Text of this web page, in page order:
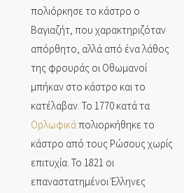
πολιόρκησε το κάστρο ο
Βαγιαζήτ, που χαρακτηριζόταν
απόρθητο, αλλά από ένα λάθος
της φρουράς οι Οθωμανοί
μπήκαν στο κάστρο και το
κατέλαβαν. Το 1770 κατά τα
Ορλωφικάπολιορκήθηκε το
κάστρο από τους Ρώσους χωρίς
επιτυχία. Το 1821 οι
επαναστατημένοι Έλληνες